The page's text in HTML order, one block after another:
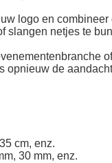
logo en combineer
slangen netjes te
opnieuw de
cm, enz.
30 mm, enz.